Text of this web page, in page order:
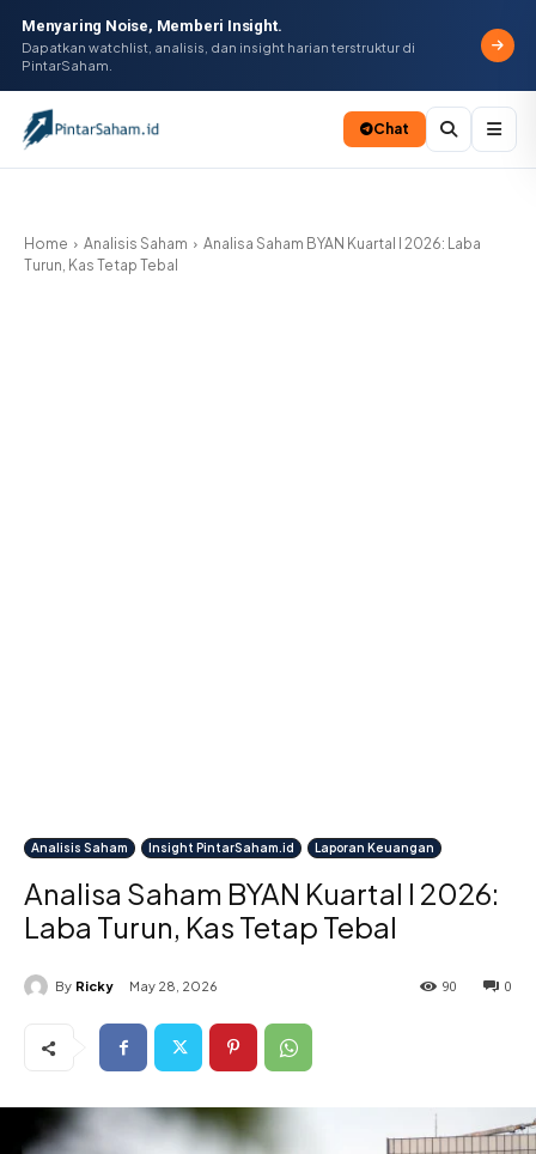
Menyaring Noise, Memberi Insight.
Dapatkan watchlist, analisis, dan insight harian terstruktur di
PintarSaham.
Chat
Home
Analisis Saham
Analisa Saham BYAN Kuartal I 2026: Laba
Turun, Kas Tetap Tebal
Analisis Saham Insight PintarSaham.id Laporan Keuangan
Analisa Saham BYAN Kuartal I 2026:
Laba Turun, Kas Tetap Tebal
By Ricky May 28, 2026 0
90